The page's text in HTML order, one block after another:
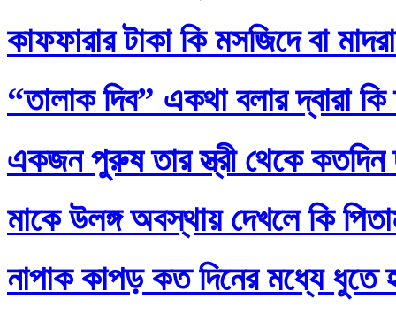
কাফফারার টাকা কি মসজিদে বা
“তালাক দিব” একথা বলার দ্বারা
একজন পুরুষ তার স্ত্রী থেকে কতদিন
মাকে উলঙ্গ অবস্থায় দেখলে কি
নাপাক কাপড় কত দিনের মধ্যে ধুতে